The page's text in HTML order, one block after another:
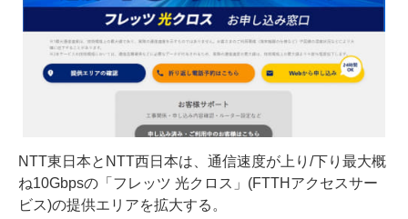
NTT東日本とNTT西日本は、通信速度が上り/下り最大概
ね10Gbpsの「フレッツ 光クロス」(FTTHアクセスサー
ビス)の提供エリアを拡大する。